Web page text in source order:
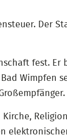
Der
fest.
Wimpfen